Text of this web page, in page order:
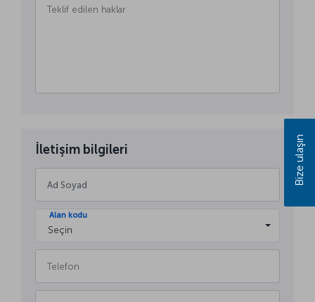
İletişim bilgileri
Alan kodu
Seçin
Bize ulaşın